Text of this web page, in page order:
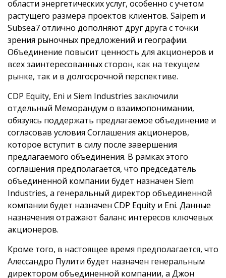
области энергетических услуг, особенно с учетом
растущего размера проектов клиентов. Saipem и
Subsea7 отлично дополняют друг друга с точки
зрения рыночных предложений и географии.
Объединение повысит ценность для акционеров и
всех заинтересованных сторон, как на текущем
рынке, так и в долгосрочной перспективе.
CDP Equity, Eni и Siem Industries заключили
отдельный Меморандум о взаимопонимании,
обязуясь поддержать предлагаемое объединение и
согласовав условия Соглашения акционеров,
которое вступит в силу после завершения
предлагаемого объединения. В рамках этого
соглашения предполагается, что председатель
объединенной компании будет назначен Siem
Industries, а генеральный директор объединенной
компании будет назначен CDP Equity и Eni. Данные
назначения отражают баланс интересов ключевых
акционеров.
Кроме того, в настоящее время предполагается, что
Алессандро Пулити будет назначен генеральным
директором объединенной компании, а Джон